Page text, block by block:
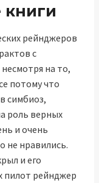
книги
рейнджеров
с
на то,
потому что
симбиоз,
роль верных
и очень
не нравились.
и его
пилот рейнджер